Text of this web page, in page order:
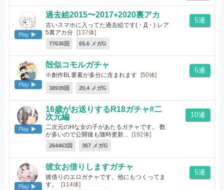
Play
過去絵2015〜2017+2020裏アカ
古いスマホに入ってた過去絵です(・Д・) レア
5裏アカ分 [137体]
77636回 65.6 メガG
5連
Play
殻似コモルガチャ
※創作BL要素が多分に含まれます [50体]
38939回 20.4 メガG
5連
Play
16歳がお送りするR18ガチャ#二
次元編
二次元のHな女の子があたるガチャです。 数
が多いので公開後も随時更新...
[192体]
264463回 367 メガG
10連
Play
彼女お借りしますガチャ
彼借りのエロガチャです。他にもつくってま
す。
[114体]
5連